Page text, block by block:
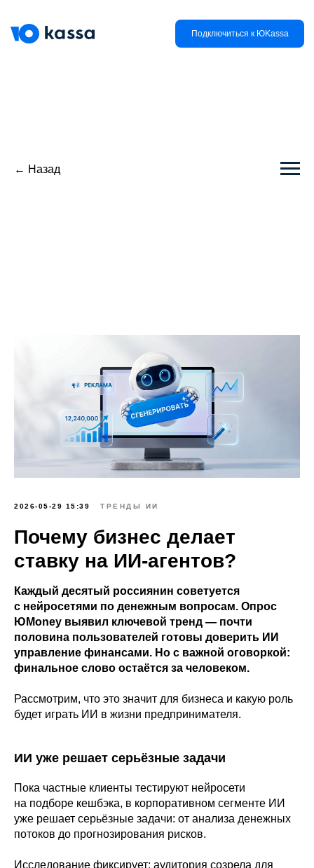
Подключиться к ЮKassa
← Назад
2026-05-29 15:39 ТРЕНДЫ ИИ
Почему бизнес делает
ставку на ИИ-агентов?
Каждый десятый россиянин советуется
с нейросетями по денежным вопросам. Опрос
ЮMoney выявил ключевой тренд — почти
половина пользователей готовы доверить ИИ
управление финансами. Но с важной оговоркой:
финальное слово остаётся за человеком.
Рассмотрим, что это значит для бизнеса и какую роль
будет играть ИИ в жизни предпринимателя.
ИИ уже решает серьёзные задачи
Пока частные клиенты тестируют нейросети
на подборе кешбэка, в корпоративном сегменте ИИ
уже решает серьёзные задачи: от анализа денежных
потоков до прогнозирования рисков.
Исследование фиксирует: аудитория созрела для